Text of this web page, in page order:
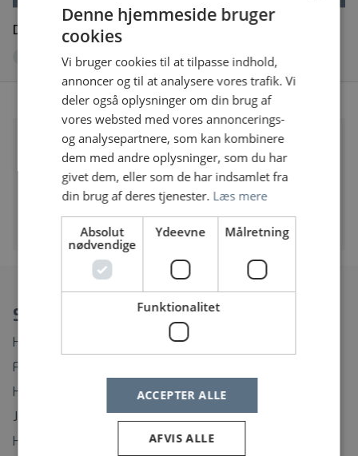
Dine filtreFjern alle
Ergoterapeut med specialfunktion x
Ergoterapeut til højt specialiseret
rådgivning på børn- og ungeområdet (20-25
timer)
Almen praksis - Region Midtjylland | Evald Krogs
Gade 6 A, 8000 Aarhus C
Ergoterapeut med specialfunktion
Spørgsmål?
Hvordan ændrer eller afmelder jeg min Jobagent?
Find rundt på Sundhedsjobs.dk
Hvordan opretter jeg mig som bruger?
Jeg har glemt mit brugernavn
Hvordan ændrer jeg mit password?
Denne hjemmeside bruger
cookies
Vi bruger cookies til at tilpasse indhold,
annoncer og til at analysere vores trafik. Vi
deler også oplysninger om din brug af
vores websted med vores annoncerings-
og analysepartnere, som kan kombinere
dem med andre oplysninger, som du har
givet dem, eller som de har indsamlet fra
din brug af deres tjenester. Læs mere
Absolut
nødvendige
Ydeevne Målretning
Funktionalitet
ACCEPTER ALLE
AFVIS ALLE